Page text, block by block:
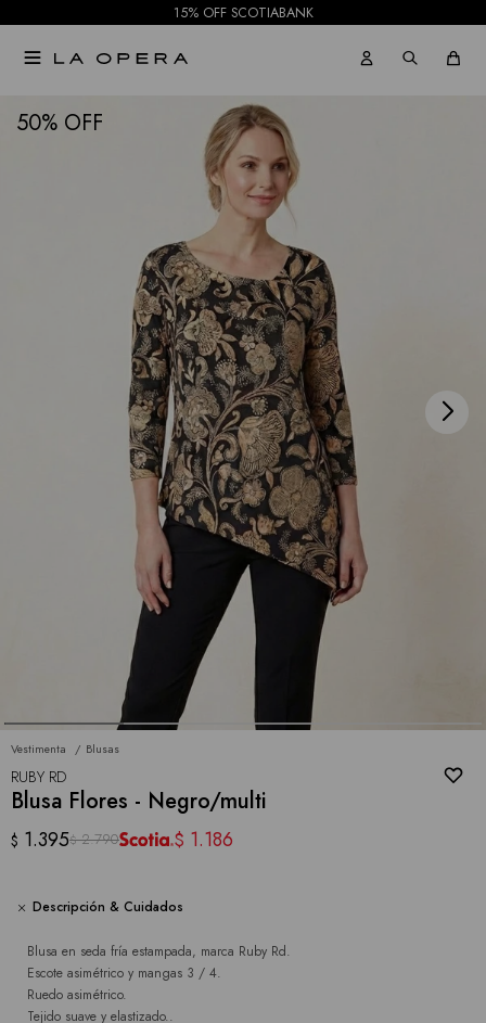
15% OFF SCOTIABANK

50
Vestimenta Blusas
RUBY RD
Blusa Flores - Negro/multi
$ 1.395$ 2.790 $ 1.186
Descripción & Cuidados
Blusa en seda fría estampada, marca Ruby Rd.
Escote asimétrico y mangas 3 / 4.
Ruedo asimétrico.
Tejido suave y elastizado..
NOTIFICARME